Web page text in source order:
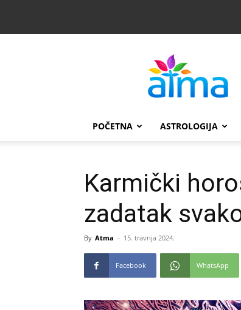
POČETNA ASTROLOGIJA
Karmički
zadatak
By Atma - 15. travnja 2024.
Facebook WhatsApp